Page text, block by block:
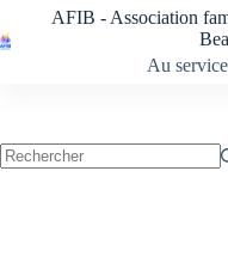
au
contenu
AFIB - Association
Au